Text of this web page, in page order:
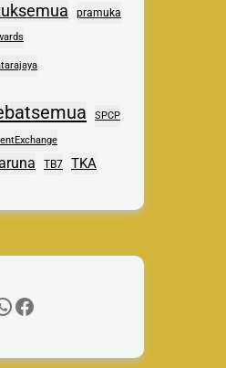
pramuka
SPCP
TB7 TKA
Facebook